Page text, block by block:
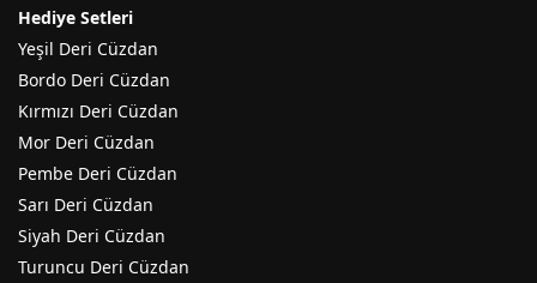
Hediye Setleri
Yeşil Deri Cüzdan
Bordo Deri Cüzdan
Kırmızı Deri Cüzdan
Mor Deri Cüzdan
Pembe Deri Cüzdan
Sarı Deri Cüzdan
Siyah Deri Cüzdan
Turuncu Deri Cüzdan